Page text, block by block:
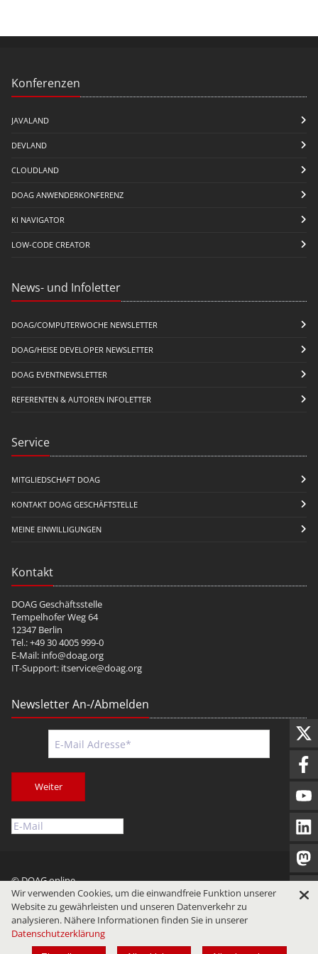
Konferenzen
JAVALAND
DEVLAND
CLOUDLAND
DOAG ANWENDERKONFERENZ
KI NAVIGATOR
LOW-CODE CREATOR
News- und Infoletter
DOAG/COMPUTERWOCHE NEWSLETTER
DOAG/HEISE DEVELOPER NEWSLETTER
DOAG EVENTNEWSLETTER
REFERENTEN & AUTOREN INFOLETTER
Service
MITGLIEDSCHAFT DOAG
KONTAKT DOAG GESCHÄFTSTELLE
MEINE EINWILLIGUNGEN
Kontakt
DOAG Geschäftsstelle
Tempelhofer Weg 64
12347 Berlin
Tel.: +49 30 4005 999-0
E-Mail: info@doag.org
IT-Support: itservice@doag.org
Newsletter An-/Abmelden
Weiter
© DOAG online
Impressum
Datenschutz Nutzungsbedingungen
Wir verwenden Cookies, um die einwandfreie Funktion unserer
Website zu gewährleisten und unseren Datenverkehr zu
analysieren. Nähere Informationen finden Sie in unserer
Datenschutzerklärung